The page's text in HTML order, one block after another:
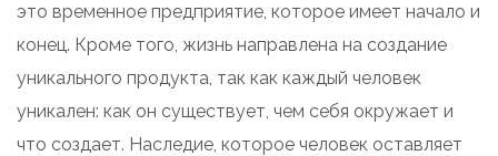
это временное предприятие, которое имеет начало и
конец. Кроме того, жизнь направлена на создание
уникального продукта, так как каждый человек
уникален: как он существует, чем себя окружает и
что создает. Наследие, которое человек оставляет